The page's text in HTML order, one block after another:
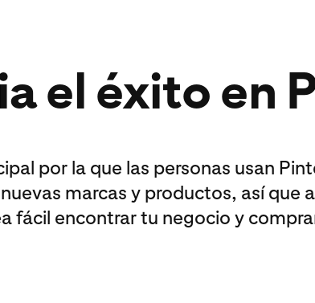
el éxito en
por la que las personas usan
marcas y productos, así que
fácil encontrar tu negocio y